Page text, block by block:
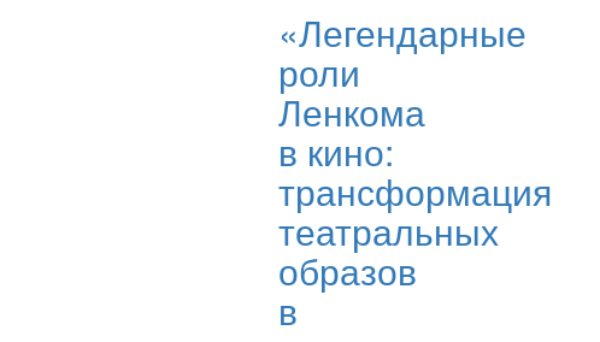
«Легендарные
роли
Ленкома
в кино:
трансформация
театральных
образов
в